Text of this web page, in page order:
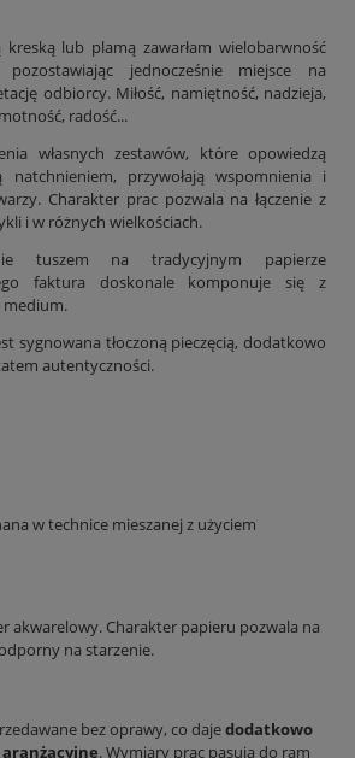
lub plamą zawarłam wielobarwność
pozostawiając jednocześnie miejsce na
odbiorcy. Miłość, namiętność, nadzieja,
radość...
własnych zestawów, które opowiedzą
przywołają wspomnienia i
Charakter prac pozwala na łączenie z
i w różnych wielkościach.
tuszem na tradycyjnym papierze
faktura doskonale komponuje się z
medium.
sygnowana tłoczoną pieczęcią, dodatkowo
autentyczności.
w technice mieszanej z użyciem
akwarelowy. Charakter papieru pozwala na
na starzenie.
bez oprawy, co dajedodatkowo
. Wymiary prac pasują do ram